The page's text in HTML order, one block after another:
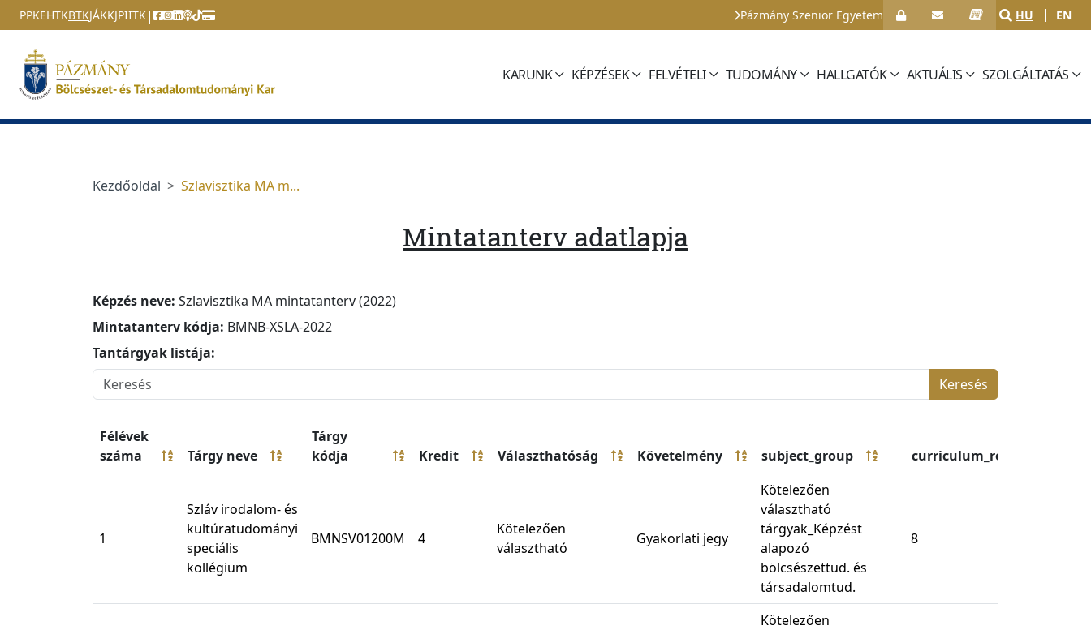
Ugrás a menüre
Ugrás a tartalomra
PPKEHTKBTKJÁKKJPIITK| Pázmány Szenior Egyetem HU EN
KARUNK KÉPZÉSEK FELVÉTELI TUDOMÁNY HALLGATÓK AKTUÁLIS SZOLGÁLTATÁS
Kezdőoldal Szlavisztika MA m...
Mintatanterv adatlapja
Képzés neve: Szlavisztika MA mintatanterv (2022)
Mintatanterv kódja: BMNB-XSLA-2022
Tantárgyak listája:
Keresés
Félévek
száma
Tárgy neve
Tárgy
kódja
Kredit Választhatóság Követelmény subject_group
1
Szláv irodalom- és
kultúratudományi
speciális
kollégium
BMNSV01200M 4
Kötelezően
választható
Gyakorlati jegy
Kötelezően
választható
tárgyak_Képzést
alapozó
bölcsészettud. és
társadalomtud.
8
Kötelezően